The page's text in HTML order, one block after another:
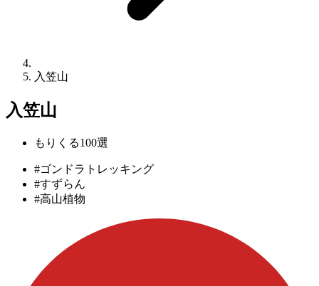
入笠山
入笠山
もりくる100選
#ゴンドラトレッキング
#すずらん
#高山植物